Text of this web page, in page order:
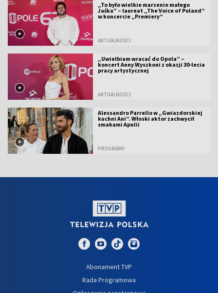
„To było wielkie marzenie małego
Jaśka” – laureat „The Voice of Poland”
w koncercie „Premiery”
AKTUALNOŚCI
„Uwielbiam wracać do Opola” –
koncert Anny Wyszkoni z okazji 30-lecia
pracy artystycznej
AKTUALNOŚCI
Alessandro Parrello w „Gwiazdorskiej
kuchni Ani”. Włoski aktor zachwycił
smakami Apulii
PROGRAMY
Abonament TVP
Rada Programowa